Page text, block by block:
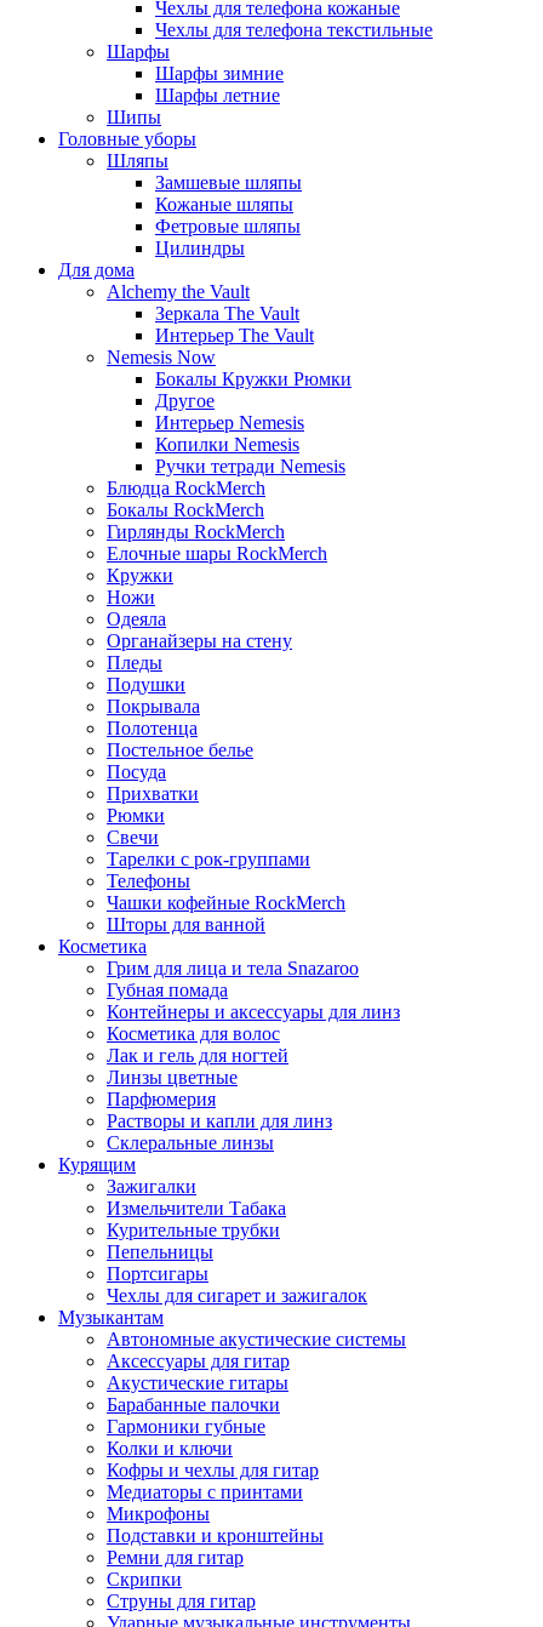
Чехлы для телефона кожаные
Чехлы для телефона текстильные
Шарфы
Шарфы зимние
Шарфы летние
Шипы
Головные уборы
Шляпы
Замшевые шляпы
Кожаные шляпы
Фетровые шляпы
Цилиндры
Для дома
Alchemy the Vault
Зеркала The Vault
Интерьер The Vault
Nemesis Now
Бокалы Кружки Рюмки
Другое
Интерьер Nemesis
Копилки Nemesis
Ручки тетради Nemesis
Блюдца RockMerch
Бокалы RockMerch
Гирлянды RockMerch
Елочные шары RockMerch
Кружки
Ножи
Одеяла
Органайзеры на стену
Пледы
Подушки
Покрывала
Полотенца
Постельное белье
Посуда
Прихватки
Рюмки
Свечи
Тарелки с рок-группами
Телефоны
Чашки кофейные RockMerch
Шторы для ванной
Косметика
Грим для лица и тела Snazaroo
Губная помада
Контейнеры и аксессуары для линз
Косметика для волос
Лак и гель для ногтей
Линзы цветные
Парфюмерия
Растворы и капли для линз
Склеральные линзы
Курящим
Зажигалки
Измельчители Табака
Курительные трубки
Пепельницы
Портсигары
Чехлы для сигарет и зажигалок
Музыкантам
Автономные акустические системы
Аксессуары для гитар
Акустические гитары
Барабанные палочки
Гармоники губные
Колки и ключи
Кофры и чехлы для гитар
Медиаторы с принтами
Микрофоны
Подставки и кронштейны
Ремни для гитар
Скрипки
Струны для гитар
Ударные музыкальные инструменты